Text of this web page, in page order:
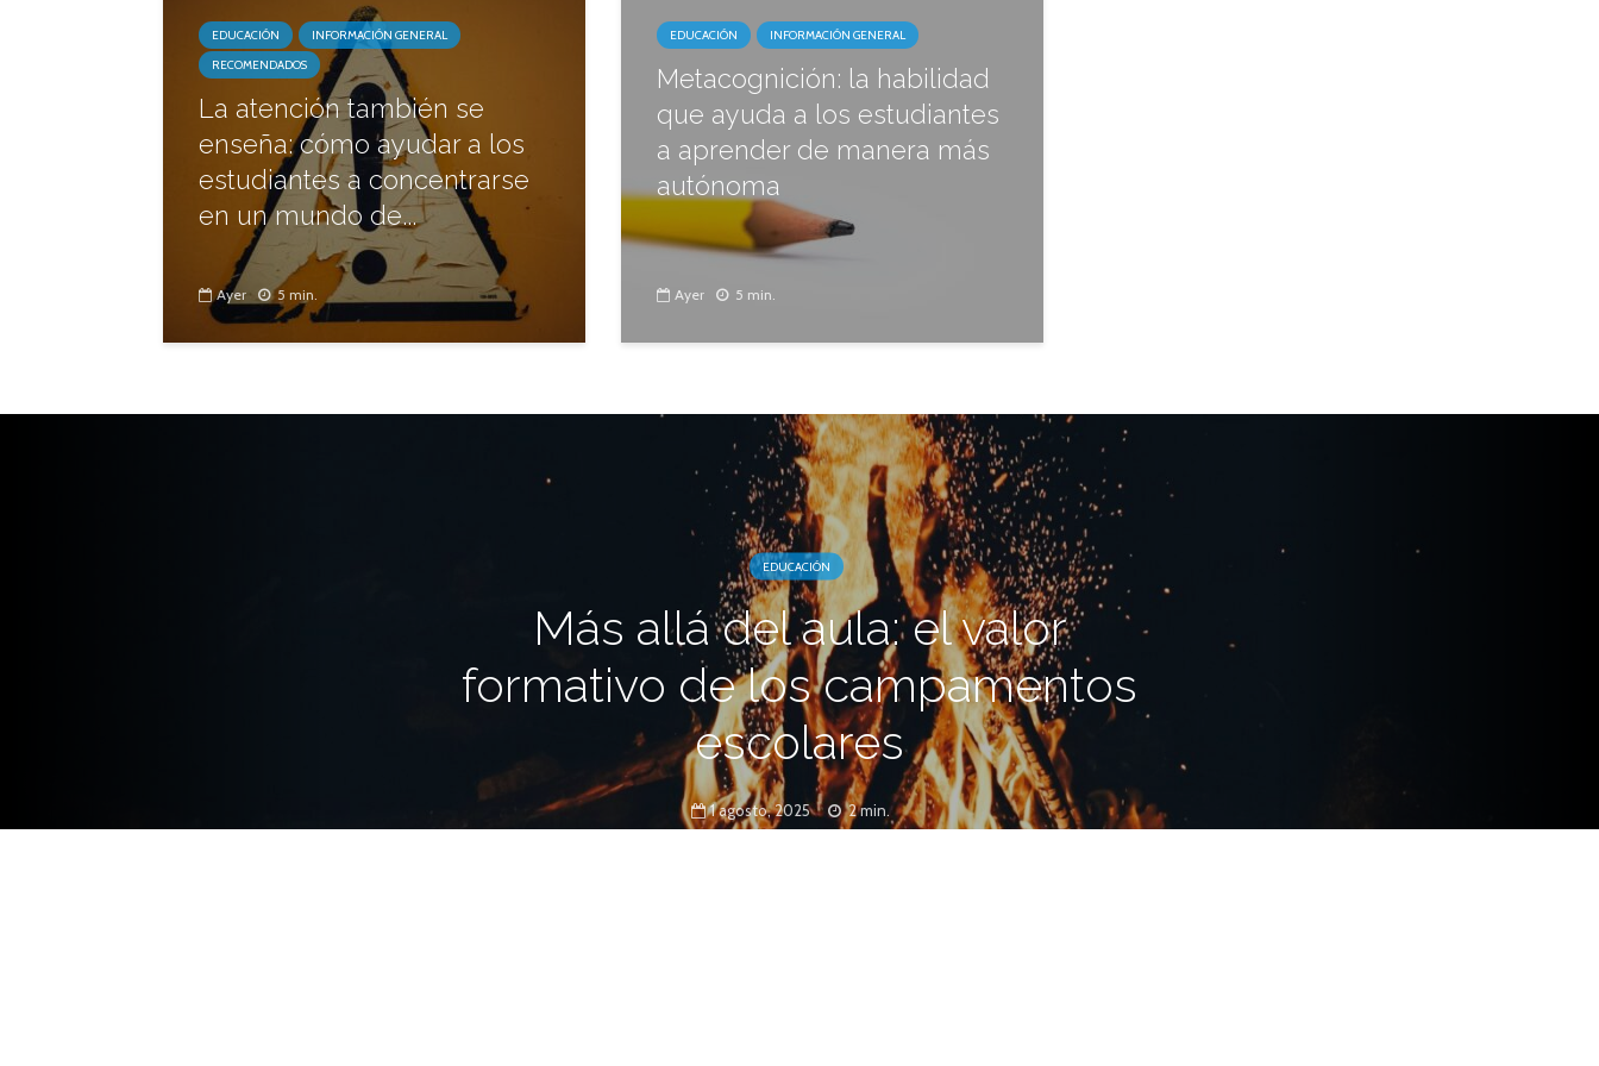
EDUCACIÓN
INFORMACIÓN GENERAL
RECOMENDADOS
La atención también se
enseña: cómo ayudar a los
estudiantes a concentrarse
en un mundo de...
Ayer 5 min.
EDUCACIÓN INFORMACIÓN GENERAL
Metacognición: la habilidad
que ayuda a los estudiantes
a aprender de manera más
autónoma
Ayer 5 min.
EDUCACIÓN
Más allá del aula: el valor
formativo de los campamentos
escolares
1 agosto, 2025 2 min.